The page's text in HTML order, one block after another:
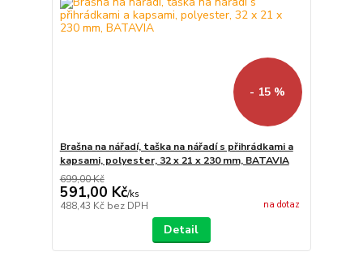
- 15 %
Brašna na nářadí, taška na nářadí s přihrádkami a
kapsami, polyester, 32 x 21 x 230 mm, BATAVIA
699,00 Kč
591,00 Kč/ks
488,43 Kč bez DPH na dotaz
Detail